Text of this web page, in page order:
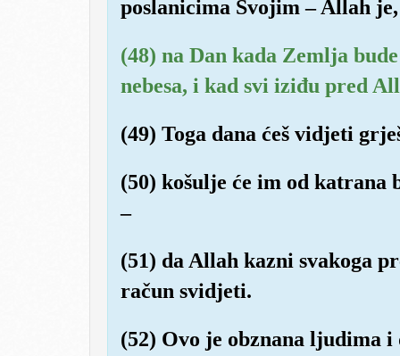
poslanicima Svojim – Allah
(48) na Dan kada Zemlja
nebesa, i kad svi iziđu pred
(49) Toga dana ćeš vidjeti
(50) košulje će im od
–
(51) da Allah kazni svakoga
račun svidjeti.
(52) Ovo je obznana ljudima